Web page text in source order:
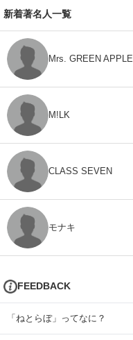
新着著名人一覧
Mrs. GREEN APPLE
M!LK
CLASS SEVEN
モナキ
FEEDBACK
「ねとらぼ」ってなに？